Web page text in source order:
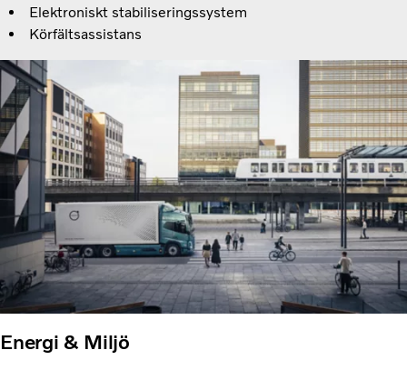
Elektroniskt stabiliseringssystem
Körfältsassistans
Energi & Miljö